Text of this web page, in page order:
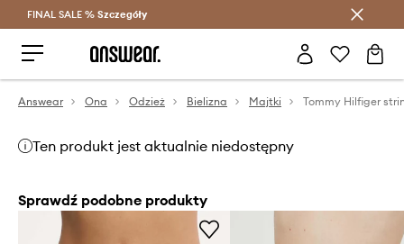
Oszczędzaj z Answear Club >
FINAL SALE % Szczegóły
Answear Ona Odzież Bielizna Majtki
Ten produkt jest aktualnie niedostępny
Sprawdź podobne produkty